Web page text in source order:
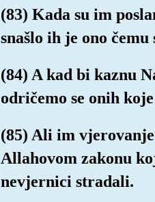
(83) Kada su im
snašlo ih je ono
(84) A kad bi kaznu
odričemo se onih
(85) Ali im
Allahovom zakonu
nevjernici stradali.